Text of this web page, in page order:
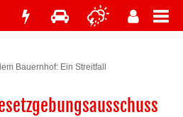
Bauernhof: Ein Streitfall